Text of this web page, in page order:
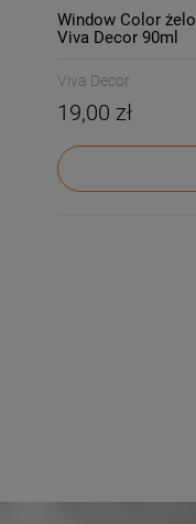
Window Color
Viva Decor 90ml
Viva Decor
19,00 zł